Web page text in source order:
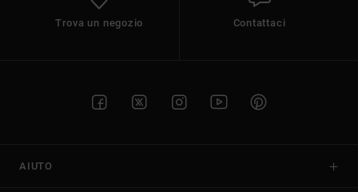
Trova un negozio Contattaci
AIUTO